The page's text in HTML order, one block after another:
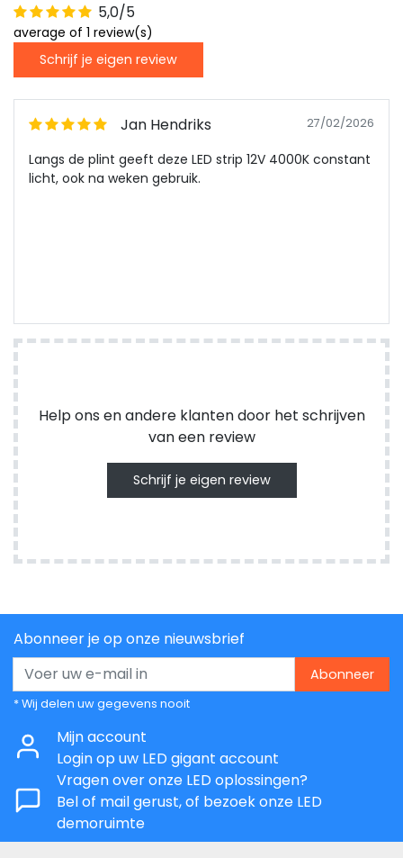
5,0/5
average of 1 review(s)
Schrijf je eigen review
Jan Hendriks 27/02/2026
Langs de plint geeft deze LED strip 12V 4000K constant
licht, ook na weken gebruik.
Help ons en andere klanten door het schrijven
van een review
Schrijf je eigen review
Abonneer je op onze nieuwsbrief
Abonneer
* Wij delen uw gegevens nooit
Mijn account
Login op uw LED gigant account
Vragen over onze LED oplossingen?
Bel of mail gerust, of bezoek onze LED
demoruimte